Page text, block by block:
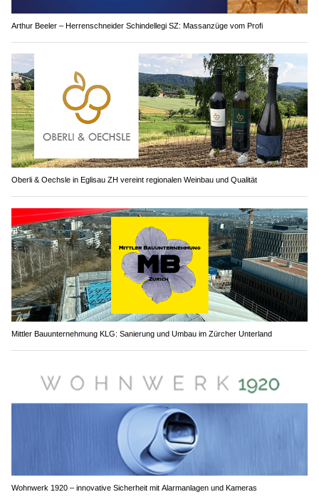
Arthur Beeler – Herrenschneider Schindellegi SZ: Massanzüge vom Profi
Oberli & Oechsle in Eglisau ZH vereint regionalen Weinbau und Qualität
Mittler Bauunternehmung KLG: Sanierung und Umbau im Zürcher Unterland
Wohnwerk 1920 – innovative Sicherheit mit Alarmanlagen und Kameras